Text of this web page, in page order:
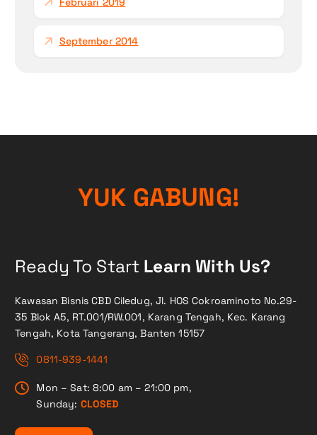
September 2014
YUK GABUNG!
Ready To Start Learn With Us?
Kawasan Bisnis CBD Ciledug, Jl. HOS Cokroaminoto No.29-
35 Blok A5, RT.001/RW.001, Karang Tengah, Kec. Karang
Tengah, Kota Tangerang, Banten 15157
0811-939-1441
Mon – Sat: 8:00 am – 21:00 pm,
Sunday: CLOSED